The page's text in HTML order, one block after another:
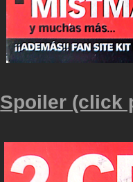
Spoiler (click